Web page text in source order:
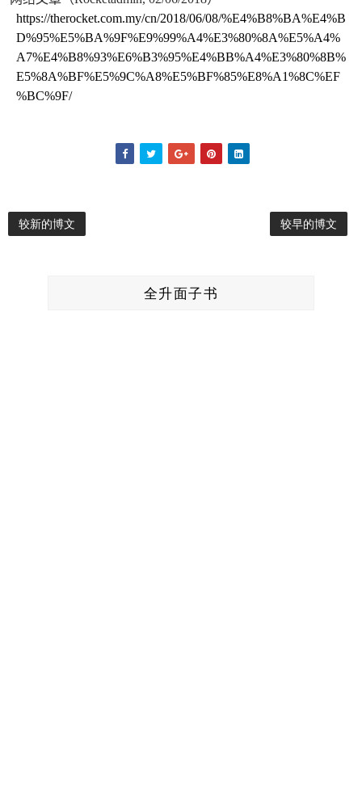
https://therocket.com.my/cn/2018/06/08/%E4%B8%BA%E4%B
D%95%E5%BA%9F%E9%99%A4%E3%80%8A%E5%A4%
A7%E4%B8%93%E6%B3%95%E4%BB%A4%E3%80%8B%
E5%8A%BF%E5%9C%A8%E5%BF%85%E8%A1%8C%EF
%BC%9F/
较新的博文 较早的博文
全升面子书